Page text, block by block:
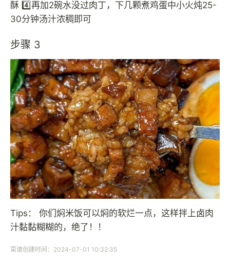
酥 4️⃣再加2碗水没过肉丁，下几颗煮鸡蛋中小火炖25-
30分钟汤汁浓稠即可
步骤 3
Tips： 你们焖米饭可以焖的软烂一点，这样拌上卤肉
汁黏黏糊糊的，绝了！！
菜谱创建时间：2024-07-01 10:32:35